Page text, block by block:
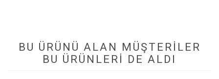
BU ÜRÜNÜ ALAN MÜŞTERILER
BU ÜRÜNLERI DE ALDI